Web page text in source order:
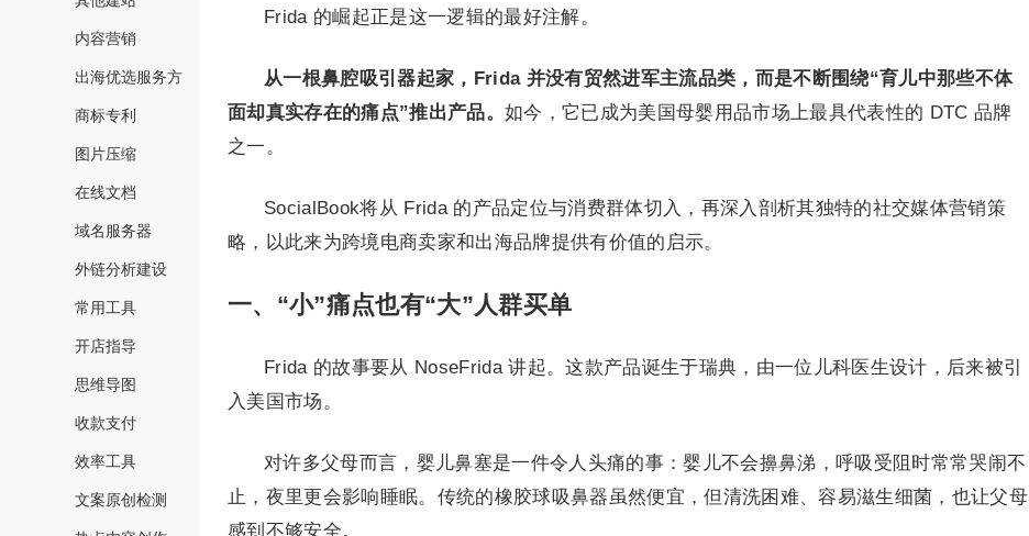
内容营销
出海优选服务方
商标专利
图片压缩
在线文档
域名服务器
外链分析建设
常用工具
开店指导
思维导图
收款支付
效率工具
文案原创检测
Frida 的崛起正是这一逻辑的最好注解。
从一根鼻腔吸引器起家，Frida 并没有贸然进军主流品类，而是不断围绕“育儿中那些不体
面却真实存在的痛点”推出产品。 如今，它已成为美国母婴用品市场上最具代表性的 DTC 品牌
之一。
SocialBook将从 Frida 的产品定位与消费群体切入，再深入剖析其独特的社交媒体营销策
略，以此来为跨境电商卖家和出海品牌提供有价值的启示。
一、“小”痛点也有“大”人群买单
Frida 的故事要从 NoseFrida 讲起。这款产品诞生于瑞典，由一位儿科医生设计，后来被引
入美国市场。
对许多父母而言，婴儿鼻塞是一件令人头痛的事：婴儿不会擤鼻涕，呼吸受阻时常常哭闹不
止，夜里更会影响睡眠。传统的橡胶球吸鼻器虽然便宜，但清洗困难、容易滋生细菌，也让父母
感到不够安全。